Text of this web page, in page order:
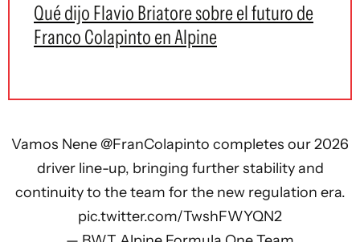
Qué dijo Flavio Briatore sobre el futuro de
Franco Colapinto en Alpine
Vamos Nene @FranColapinto completes our 2026
driver line-up, bringing further stability and
continuity to the team for the new regulation era.
pic.twitter.com/TwshFWYQN2